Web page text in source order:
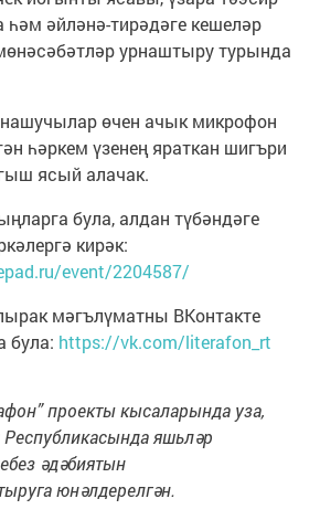
һәм әйләнә-тирәдәге кешеләр
урнаштыру турында
өчен ачык микрофон
һәркем үзенең яраткан шигъри
ясый алачак.
була, алдан түбәндәге
кирәк:
event/2204587/
мәгълүматны ВКонтакте
була: https://vk.com/literafon_rt
проекты кысаларында уза,
Республикасында яшьләр
әдәбиятын
юнәлдерелгән.